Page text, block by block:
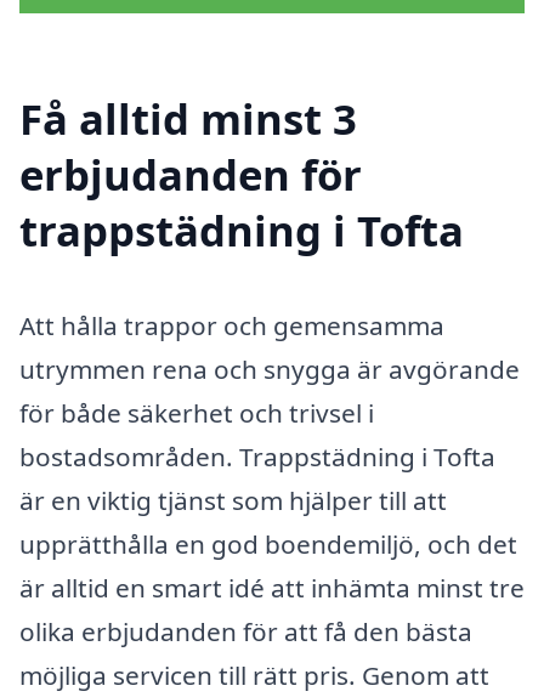
Få alltid minst 3
erbjudanden för
trappstädning i Tofta
Att hålla trappor och gemensamma
utrymmen rena och snygga är avgörande
för både säkerhet och trivsel i
bostadsområden. Trappstädning i Tofta
är en viktig tjänst som hjälper till att
upprätthålla en god boendemiljö, och det
är alltid en smart idé att inhämta minst tre
olika erbjudanden för att få den bästa
möjliga servicen till rätt pris. Genom att